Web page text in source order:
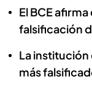
El BCE
falsificación
La institución
más